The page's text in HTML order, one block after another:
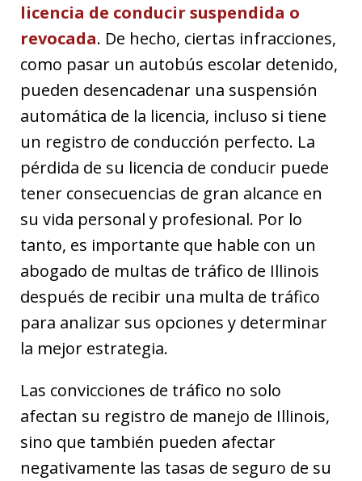
licencia de conducir suspendida o
revocada. De hecho, ciertas infracciones,
como pasar un autobús escolar detenido,
pueden desencadenar una suspensión
automática de la licencia, incluso si tiene
un registro de conducción perfecto. La
pérdida de su licencia de conducir puede
tener consecuencias de gran alcance en
su vida personal y profesional. Por lo
tanto, es importante que hable con un
abogado de multas de tráfico de Illinois
después de recibir una multa de tráfico
para analizar sus opciones y determinar
la mejor estrategia.
Las convicciones de tráfico no solo
afectan su registro de manejo de Illinois,
sino que también pueden afectar
negativamente las tasas de seguro de su